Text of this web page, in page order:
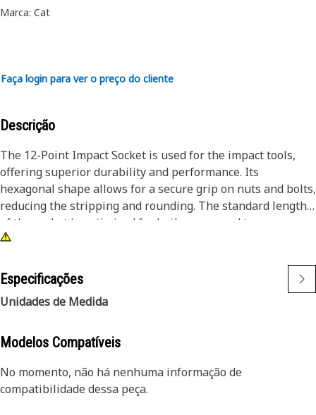
Marca: Cat
Faça login para ver o preço do cliente
Descrição
The 12-Point Impact Socket is used for the impact tools,
offering superior durability and performance. Its
hexagonal shape allows for a secure grip on nuts and bolts,
reducing the stripping and rounding. The standard length
of the socket is optimized for both access and torque
applications. The black oxide finish enhances resistance to
sockets used are tailored for high-torque impact
applications.
• Compatible with standard 3/8 inch square drive size for
• Shallow length socket.
• Used to handle high-torque applications without
Especificações
Unidades de Medida
Modelos Compatíveis
No momento, não há nenhuma informação de
compatibilidade dessa peça.